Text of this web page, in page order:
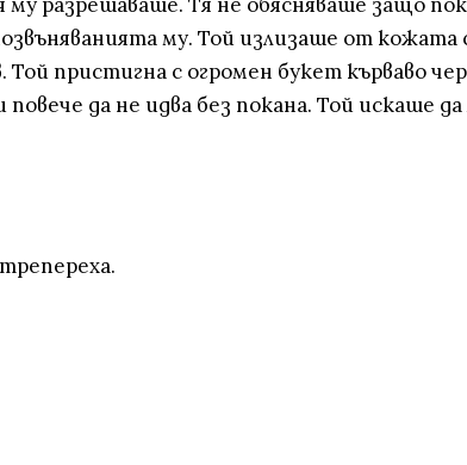
му. Той излизаше от кожата
пристигна с огромен букет кърваво
да не идва без покана. Той искаше